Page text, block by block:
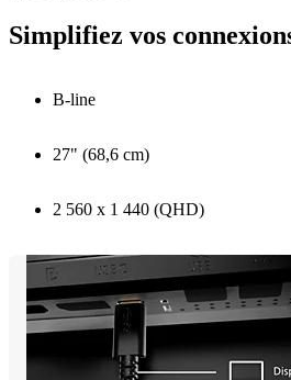
Simplifiez vos
B-line
27" (68,6 cm)
2 560 x 1 440 (QHD)